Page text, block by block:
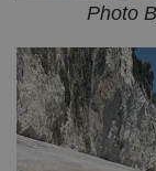
Photo